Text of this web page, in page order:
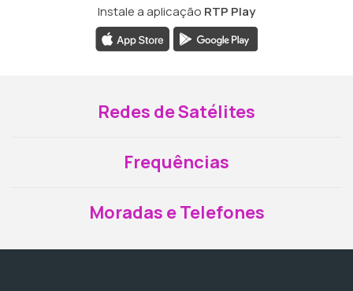
Instale a aplicação RTP Play
Redes de Satélites
Frequências
Moradas e Telefones